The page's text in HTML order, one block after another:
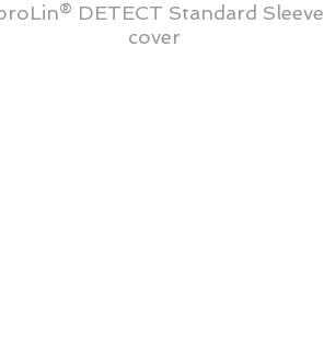
DETECT Standard Sleeve
cover